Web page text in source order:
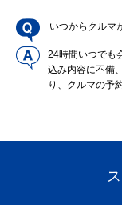
いつからクルマ
24時間いつでも
込み内容に不備
り、クルマの予